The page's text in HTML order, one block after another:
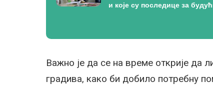
и које су последице за
Важно је да се на време открије да
градива, како би добило потребну